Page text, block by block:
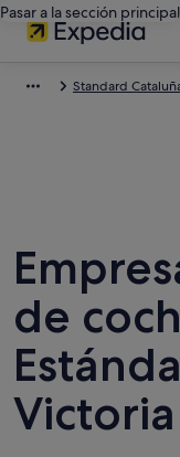
Pasar a la sección principal
Standard
de
Victoria